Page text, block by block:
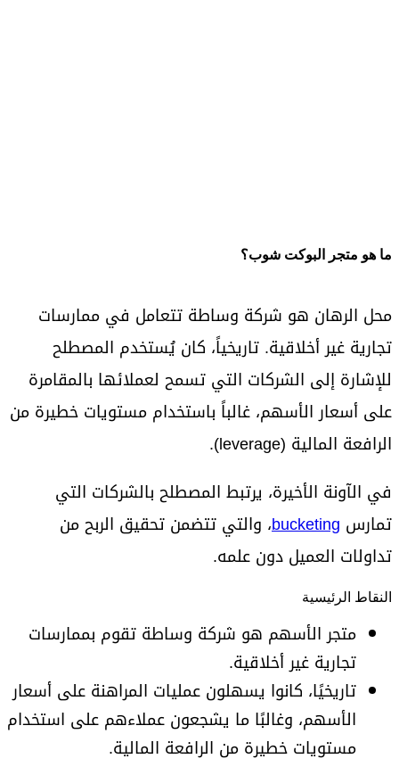
ما هو متجر البوكت شوب؟
محل الرهان هو شركة وساطة تتعامل في ممارسات
تجارية غير أخلاقية. تاريخياً، كان يُستخدم المصطلح
للإشارة إلى الشركات التي تسمح لعملائها بالمقامرة
على أسعار الأسهم، غالباً باستخدام مستويات خطيرة من
الرافعة المالية (leverage).
في الآونة الأخيرة، يرتبط المصطلح بالشركات التي
تمارس bucketing، والتي تتضمن تحقيق الربح من
تداولات العميل دون علمه.
النقاط الرئيسية
متجر الأسهم هو شركة وساطة تقوم بممارسات
تجارية غير أخلاقية.
تاريخيًا، كانوا يسهلون عمليات المراهنة على أسعار
الأسهم، وغالبًا ما يشجعون عملاءهم على استخدام
مستويات خطيرة من الرافعة المالية.